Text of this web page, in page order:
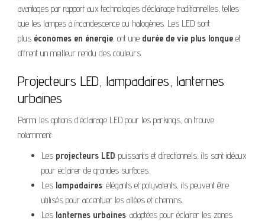
avantages par rapport aux technologies d’éclairage traditionnelles, telles
que les lampes à incandescence ou halogènes. Les LED sont
plus économes en énergie , ont une durée de vie plus longue et
offrent un meilleur rendu des couleurs.
Projecteurs LED, lampadaires, lanternes
urbaines
Parmi les options d’éclairage LED pour les parkings, on trouve
notamment:
Les projecteurs LED: puissants et directionnels, ils sont idéaux
pour éclairer de grandes surfaces.
Les lampadaires: élégants et polyvalents, ils peuvent être
utilisés pour accentuer les allées et chemins.
Les lanternes urbaines: adaptées pour éclairer les zones